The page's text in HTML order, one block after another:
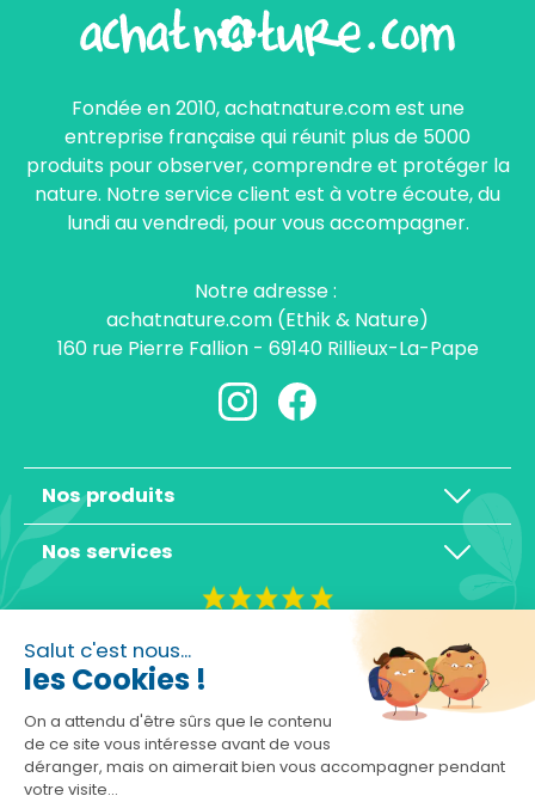
Salut c'est nous...
les Cookies !
On a attendu d'être sûrs que le contenu
de ce site vous intéresse avant de vous
déranger, mais on aimerait bien vous accompagner pendant
votre visite...
Fondée en 2010, achatnature.com est une
entreprise française qui réunit plus de 5000
produits pour observer, comprendre et protéger la
nature. Notre service client est à votre écoute, du
lundi au vendredi, pour vous accompagner.
Notre adresse :
achatnature.com (Ethik & Nature)
160 rue Pierre Fallion - 69140 Rillieux-La-Pape
Nos produits
Nos services